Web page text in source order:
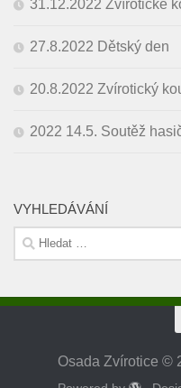
31.12.2022 Zvírotické
27.8.2022 Dětský den
20.8.2022 Zvírotický
2022 14.5. Soutěž
VYHLEDÁVÁNÍ
Vyhledávání
Osada Zvírotice ©